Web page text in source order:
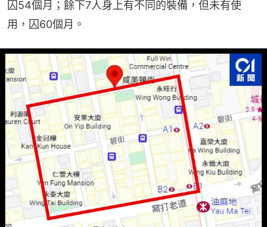
囚54個月；餘下7人身上有不同的裝備，但未有使
用，囚60個月。